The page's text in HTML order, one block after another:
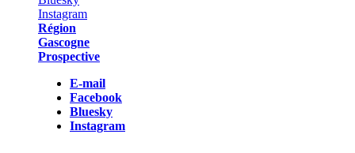
Région
Gascogne
Prospective
E-mail
Facebook
Bluesky
Instagram